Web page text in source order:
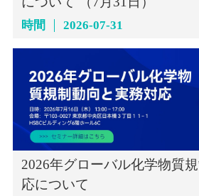
時間 2026-07-31
2026年グローバル化学物質
応について